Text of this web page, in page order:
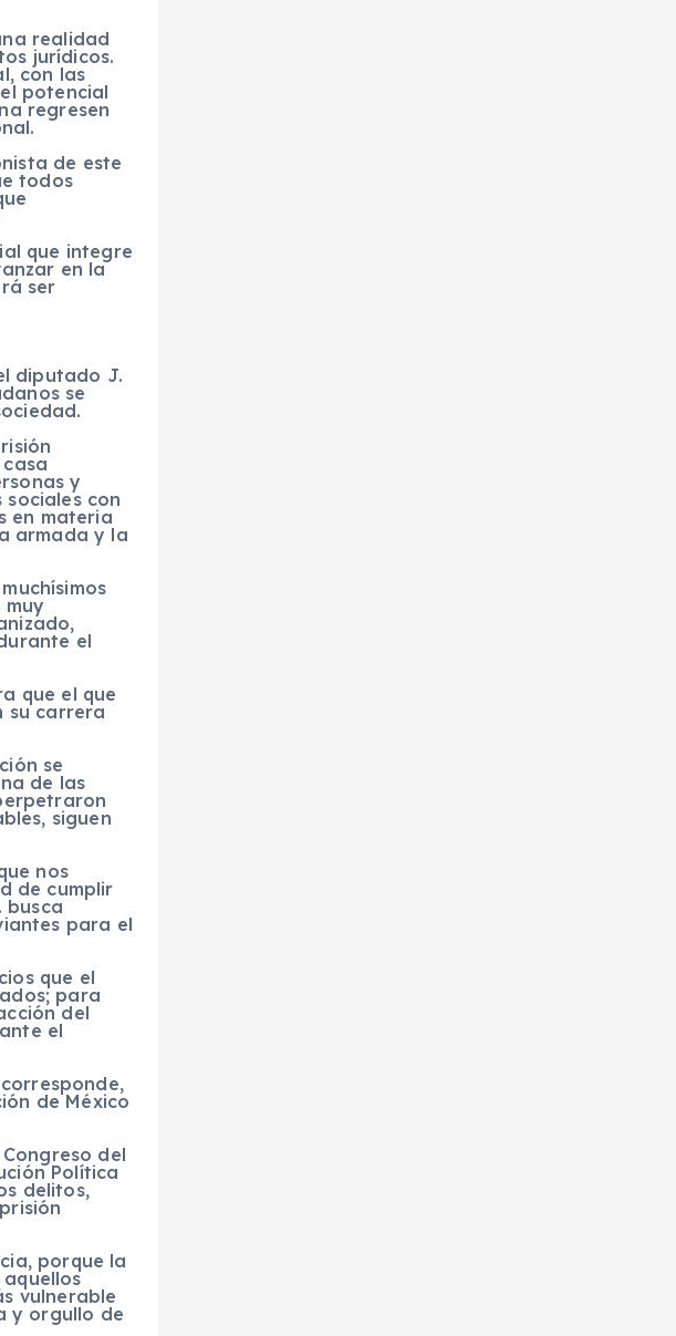
realidad
jurídicos.
con las
potencial
regresen
de este
todos
que integre
en la
ser
diputado J.
se
y
con
en materia
armada y la
el
que el que
su carrera
se
de las
siguen
nos
de cumplir
busca
para el
que el
para
del
el
de México
del
Política
delitos,
porque la
vulnerable
y orgullo de